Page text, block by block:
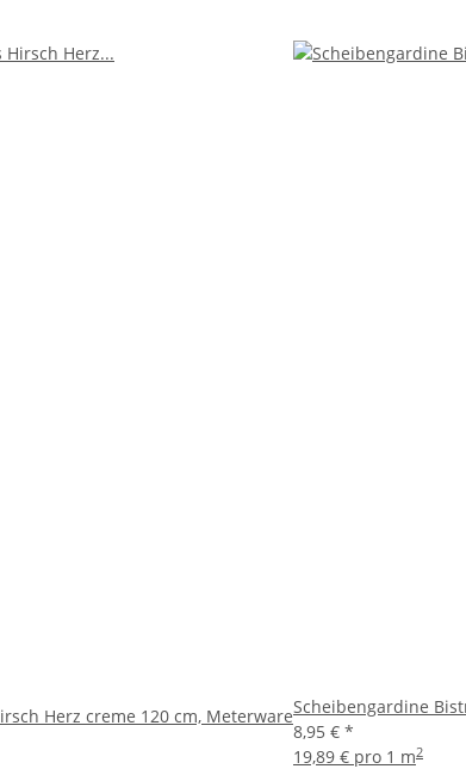
Herz creme 120 cm, MeterwareScheibengardine
8,95 € *
19,89 € pro 1 m2